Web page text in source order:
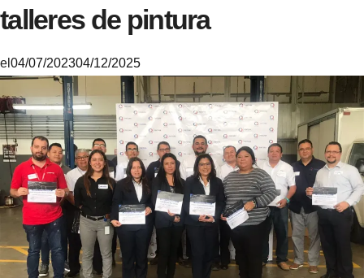
talleres de pintura
i
k
e
el 04/07/202304/12/2025